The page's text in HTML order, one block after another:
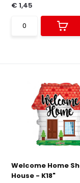
€ 1,45
Welcome Home
House - K18"